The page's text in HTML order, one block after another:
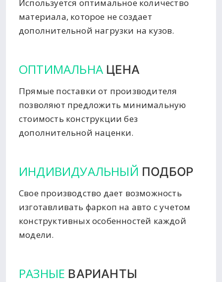
Используется оптимальное количество
материала, которое не создает
дополнительной нагрузки на кузов.
ОПТИМАЛЬНА ЦЕНА
Прямые поставки от производителя
позволяют предложить минимальную
стоимость конструкции без
дополнительной наценки.
ИНДИВИДУАЛЬНЫЙ ПОДБОР
Свое производство дает возможность
изготавливать фаркоп на авто с учетом
конструктивных особенностей каждой
модели.
РАЗНЫЕ ВАРИАНТЫ